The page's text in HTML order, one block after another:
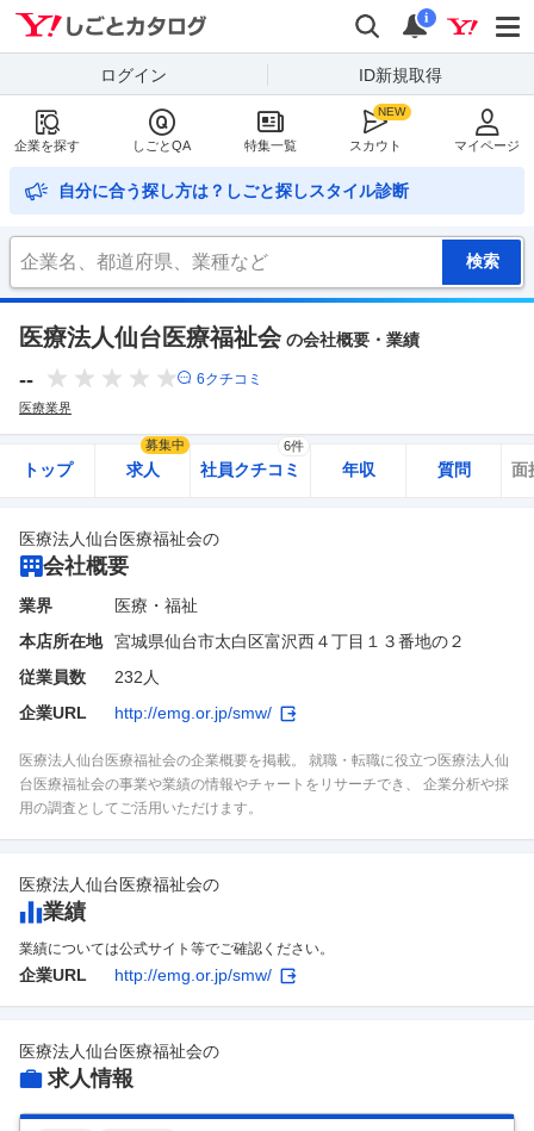
検索
通知
i
ログイン ID新規取得
企業を探す しごとQA 特集一覧 スカウト マイページ
自分に合う探し方は？しごと探しスタイル診断
医療法人仙台医療福祉会 の会社概要・業績
-- 6クチコミ
医療業界
トップ 求人
募集中
社員クチコミ
6件
年収 質問 面
医療法人仙台医療福祉会の
会社概要
業界
医療・福祉
本店所在地
宮城県仙台市太白区富沢西４丁目１３番地の２
従業員数
232人
企業URL
http://emg.or.jp/smw/
医療法人仙台医療福祉会の企業概要を掲載。 就職・転職に役立つ医療法人仙
台医療福祉会の事業や業績の情報やチャートをリサーチでき、 企業分析や採
用の調査としてご活用いただけます。
医療法人仙台医療福祉会の
業績
業績については公式サイト等でご確認ください。
企業URL http://emg.or.jp/smw/
医療法人仙台医療福祉会の
求人情報